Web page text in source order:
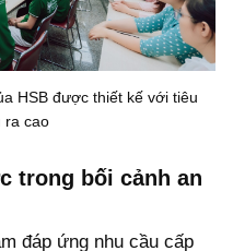
HSB được thiết kế với tiêu
ra cao
trong bối cảnh an
đáp ứng nhu cầu cấp